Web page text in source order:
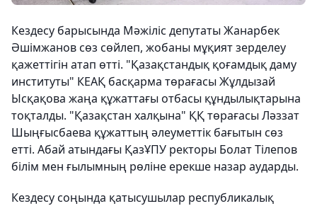
Кездесу барысында Мәжіліс депутаты Жанарбек
Әшімжанов сөз сөйлеп, жобаны мұқият зерделеу
қажеттігін атап өтті. "Қазақстандық қоғамдық даму
институты" КЕАҚ басқарма төрағасы Жұлдызай
Ысқақова жаңа құжаттағы отбасы құндылықтарына
тоқталды. "Қазақстан халқына" ҚҚ төрағасы Ләззат
Шыңғысбаева құжаттың әлеуметтік бағытын сөз
етті. Абай атындағы ҚазҰПУ ректоры Болат Тілепов
білім мен ғылымның рөліне ерекше назар аударды.
Кездесу соңында қатысушылар республикалық